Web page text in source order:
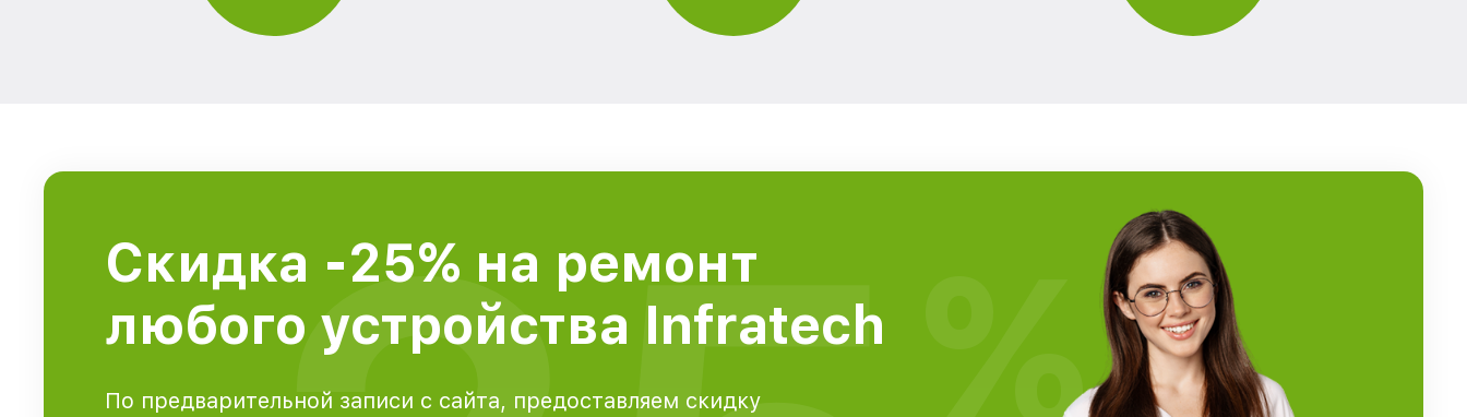
Скидка -25% на ремонт
любого устройства Infratech
По предварительной записи с сайта, предоставляем скидку
%